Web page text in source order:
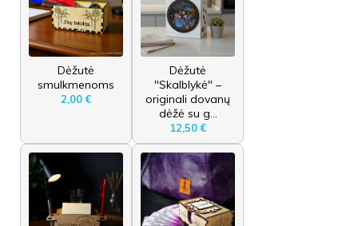
Dėžutė
smulkmenoms
2,00 €
Dėžutė
"Skalblykė" –
originali dovanų
dėžė su g...
12,50 €